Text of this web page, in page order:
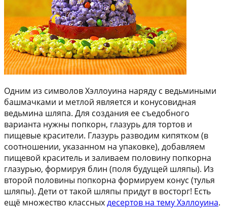
Одним из символов Хэллоуина наряду с ведьмиными
башмачками и метлой является и конусовидная
ведьмина шляпа. Для создания ее съедобного
варианта нужны попкорн, глазурь для тортов и
пищевые красители. Глазурь разводим кипятком (в
соотношении, указанном на упаковке), добавляем
пищевой краситель и заливаем половину попкорна
глазурью, формируя блин (поля будущей шляпы). Из
второй половины попкорна формируем конус (тулья
шляпы). Дети от такой шляпы придут в восторг! Есть
ещё множество классныхдесертов на тему Хэллоуина.